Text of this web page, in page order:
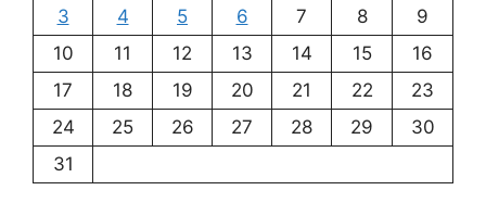
3
4 5 6 7 8
9
10
11 12 13 14 15
16
17
18 19 20 21 22
23
24
25 26 27 28 29
30
31